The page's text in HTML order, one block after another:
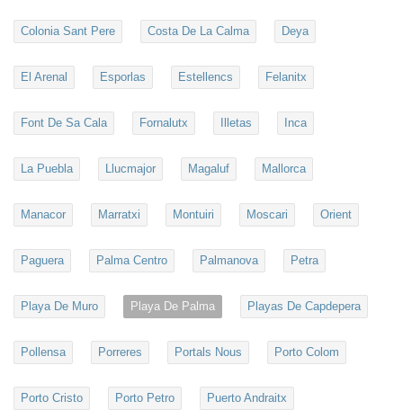
Colonia Sant Pere Costa De La Calma Deya
El Arenal Esporlas Estellencs Felanitx
Font De Sa Cala Fornalutx Illetas Inca
La Puebla Llucmajor Magaluf Mallorca
Manacor Marratxi Montuiri Moscari Orient
Paguera Palma Centro Palmanova Petra
Playa De Muro Playa De Palma Playas De Capdepera
Pollensa Porreres Portals Nous Porto Colom
Porto Cristo Porto Petro Puerto Andraitx